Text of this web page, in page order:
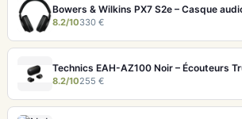
8.2/10330 €
8.2/10255 €